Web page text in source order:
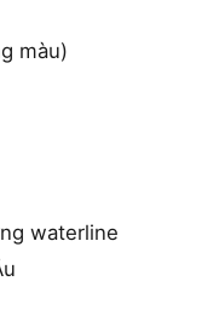
màu)
waterline